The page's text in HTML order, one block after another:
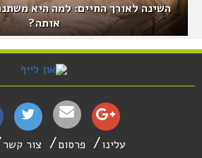
השינה לאורך החיים: למה היא
אותה?
עלינו פרסום צור קשר